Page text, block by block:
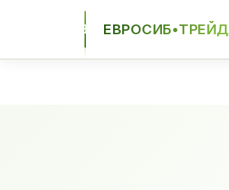
ЕСТ ЕВРОСИБ•ТРЕЙД